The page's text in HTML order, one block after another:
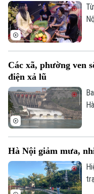
Chuyên mục
Thời sự
Chính trị
Hà Nội
Các xã, phường ven
điện xả lũ
Hà Nội giảm mưa,